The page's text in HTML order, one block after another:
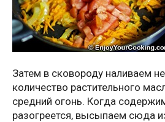
Затем в сковороду наливаем
количество растительного
средний огонь. Когда
разогреется, высыпаем сюда